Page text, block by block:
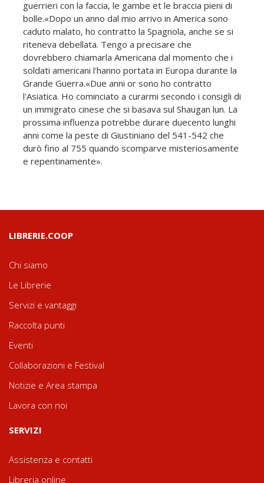
guerrieri con la faccia, le gambe et le braccia pieni di
bolle.«Dopo un anno dal mio arrivo in America sono
caduto malato, ho contratto la Spagnola, anche se si
riteneva debellata. Tengo a precisare che
dovrebbero chiamarla Americana dal momento che i
soldati americani l'hanno portata in Europa durante la
Grande Guerra.«Due anni or sono ho contratto
l'Asiatica. Ho cominciato a curarmi secondo i consigli di
un immigrato cinese che si basava sul Shaugan lun. La
prossima influenza potrebbe durare duecento lunghi
anni come la peste di Giustiniano del 541-542 che
durò fino al 755 quando scomparve misteriosamente
e repentinamente».
LIBRERIE.COOP
Chi siamo
Le Librerie
Servizi e vantaggi
Raccolta punti
Eventi
Collaborazioni e Festival
Notizie e Area stampa
Lavora con noi
SERVIZI
Assistenza e contatti
Libreria online